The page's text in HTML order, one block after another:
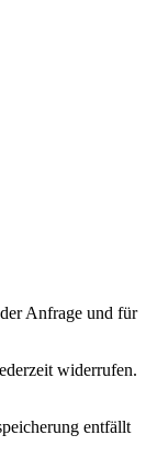
Anfrage und für
widerrufen.
entfällt